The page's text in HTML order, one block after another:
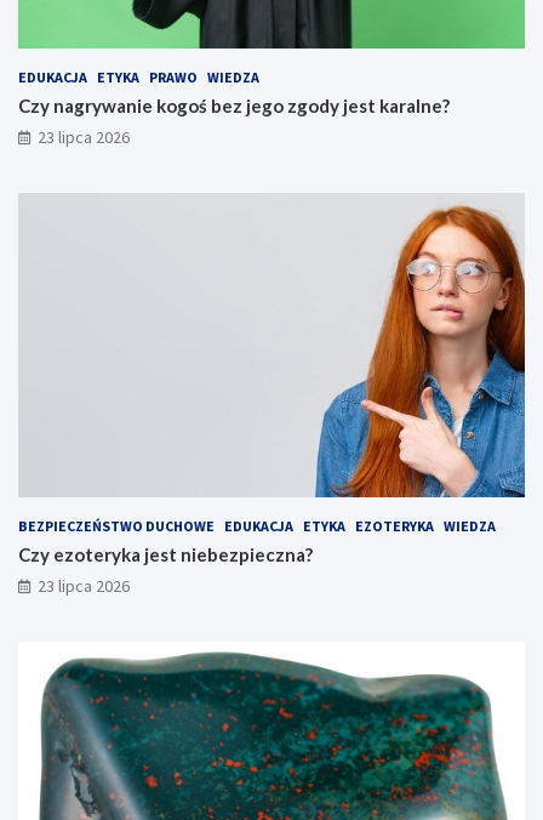
EDUKACJA ETYKA PRAWO WIEDZA
Czy nagrywanie kogoś bez jego zgody jest karalne?
23 lipca 2026
BEZPIECZEŃSTWO DUCHOWE EDUKACJA ETYKA EZOTERYKA WIEDZA
Czy ezoteryka jest niebezpieczna?
23 lipca 2026